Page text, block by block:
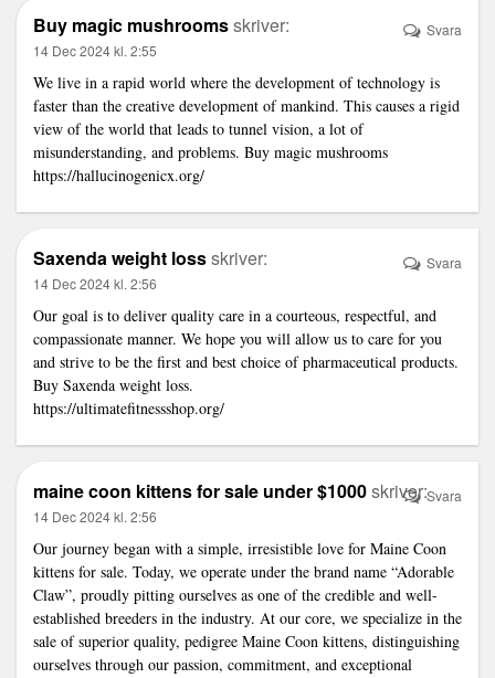
Buy magic mushroomsskriver:
14 Dec 2024 kl. 2:55
We live in a rapid world where the development of technology is
faster than the creative development of mankind. This causes a rigid
view of the world that leads to tunnel vision, a lot of
misunderstanding, and problems. Buy magic mushrooms
https://hallucinogenicx.org/
Svara
Saxenda weight lossskriver:
14 Dec 2024 kl. 2:56
Our goal is to deliver quality care in a courteous, respectful, and
compassionate manner. We hope you will allow us to care for you
and strive to be the first and best choice of pharmaceutical products.
Buy Saxenda weight loss.
https://ultimatefitnessshop.org/
Svara
maine coon kittens for sale under $1000skriver:
14 Dec 2024 kl. 2:56
Our journey began with a simple, irresistible love for Maine Coon
kittens for sale. Today, we operate under the brand name “Adorable
Claw”, proudly pitting ourselves as one of the credible and well-
established breeders in the industry. At our core, we specialize in the
sale of superior quality, pedigree Maine Coon kittens, distinguishing
ourselves through our passion, commitment, and exceptional
Svara